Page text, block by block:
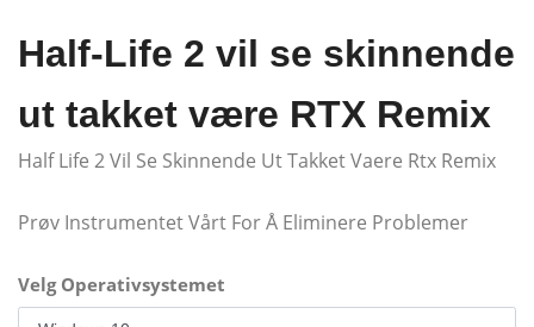
Half-Life 2 vil se skinnende
ut takket være RTX Remix
Half Life 2 Vil Se Skinnende Ut Takket Vaere Rtx Remix
Prøv Instrumentet Vårt For Å Eliminere Problemer
Velg Operativsystemet